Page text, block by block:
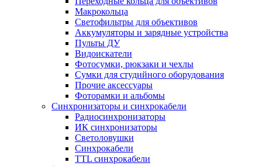
Макрокольца
Светофильтры для объективов
Аккумуляторы и зарядные устройства
Пульты ДУ
Видоискатели
Фотосумки, рюкзаки и чехлы
Сумки для студийного оборудования
Прочие аксессуары
Фоторамки и альбомы
Синхронизаторы и синхрокабели
Радиосинхронизаторы
ИК синхронизаторы
Светоловушки
Синхрокабели
TTL синхрокабели